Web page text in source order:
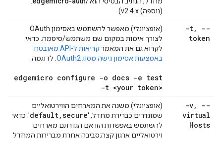
(נוספה) v2.4.x)
-t,
--
token
(אופציונלי) מאפשר להשתמש באסימון OAuth
לצורך אימות במקום שם משתמש/סיסמה. כדאי
לקרוא גם את המאמר
קריאות ל-API מאובטח
באמצעות אסימון גישה מסוג OAuth2
. לדוגמה:
edgemicro configure -o docs -e test
-t <your token>
-v,
--
virtual
Hosts
(אופציונלי) משנה את המארחים הווירטואליים
שמוגדרים כברירת מחדל, '
default,secure
'. כדאי
להשתמש באפשרות הזו אם הגדרתם מארחים
וירטואליים ארגון קצה:סביבה אחרת מברירות המחדל